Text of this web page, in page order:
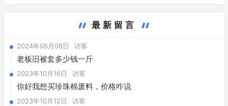
最新留言
2024年05月08日 访客
老板旧被套多少钱一斤
2023年10月16日 访客
你好我想买珍珠棉废料，价格咋说
2023年10月12日 访客